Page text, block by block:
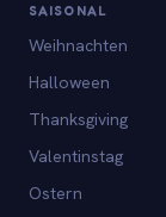
SAISONAL
Weihnachten
Halloween
Thanksgiving
Valentinstag
Ostern